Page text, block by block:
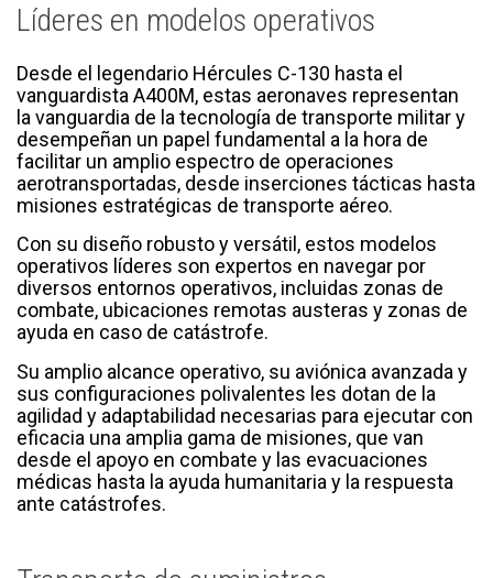
Líderes en modelos operativos
Desde el legendario Hércules C-130 hasta el
vanguardista A400M, estas aeronaves representan
la vanguardia de la tecnología de transporte militar y
desempeñan un papel fundamental a la hora de
facilitar un amplio espectro de operaciones
aerotransportadas, desde inserciones tácticas hasta
misiones estratégicas de transporte aéreo.
Con su diseño robusto y versátil, estos modelos
operativos líderes son expertos en navegar por
diversos entornos operativos, incluidas zonas de
combate, ubicaciones remotas austeras y zonas de
ayuda en caso de catástrofe.
Su amplio alcance operativo, su aviónica avanzada y
sus configuraciones polivalentes les dotan de la
agilidad y adaptabilidad necesarias para ejecutar con
eficacia una amplia gama de misiones, que van
desde el apoyo en combate y las evacuaciones
médicas hasta la ayuda humanitaria y la respuesta
ante catástrofes.